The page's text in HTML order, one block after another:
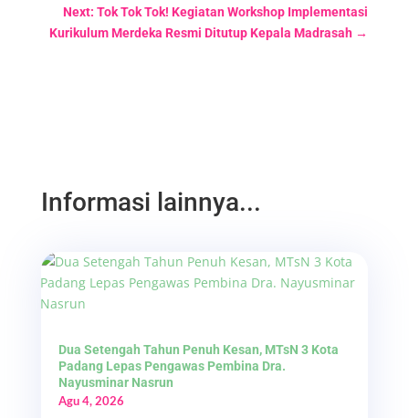
Next: Tok Tok Tok! Kegiatan Workshop Implementasi
Kurikulum Merdeka Resmi Ditutup Kepala Madrasah →
Informasi lainnya...
Dua Setengah Tahun Penuh Kesan, MTsN 3 Kota
Padang Lepas Pengawas Pembina Dra.
Nayusminar Nasrun
Agu 4, 2026